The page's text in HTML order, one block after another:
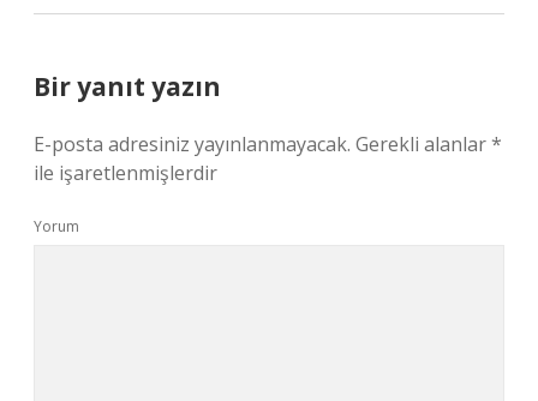
Bir yanıt yazın
E-posta adresiniz yayınlanmayacak. Gerekli alanlar*
ile işaretlenmişlerdir
Yorum